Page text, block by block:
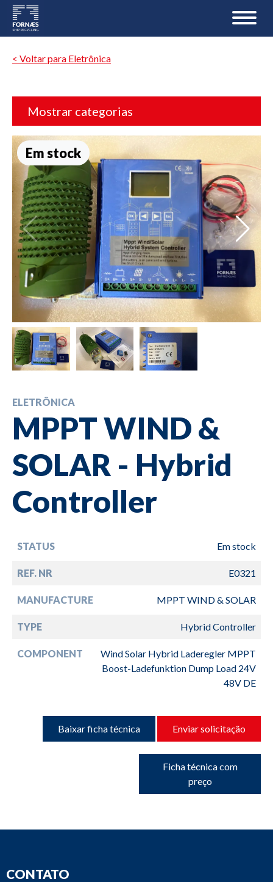
< Voltar para Eletrônica
Mostrar categorias
Em stock
ELETRÔNICA
MPPT WIND &
SOLAR - Hybrid
Controller
STATUS Em stock
REF. NR E0321
MANUFACTURE MPPT WIND & SOLAR
TYPE Hybrid Controller
COMPONENT
Wind Solar Hybrid Laderegler MPPT
Boost-Ladefunktion Dump Load 24V
48V DE
Baixar ficha técnica Enviar solicitação
Ficha técnica com
preço
CONTATO